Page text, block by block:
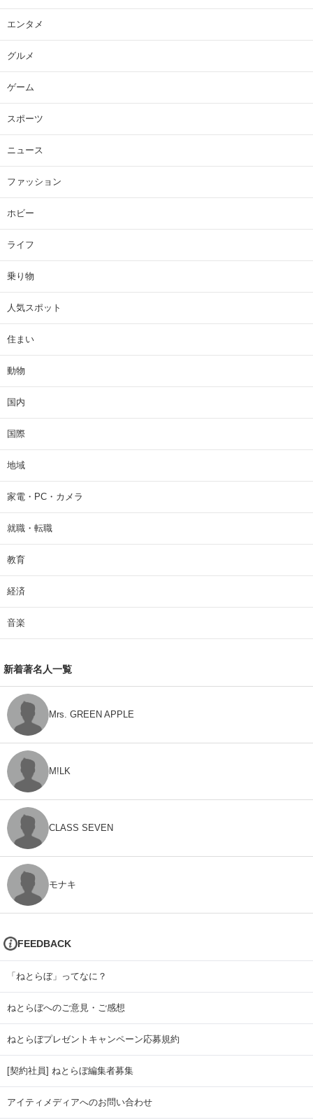
エンタメ
グルメ
ゲーム
スポーツ
ニュース
ファッション
ホビー
ライフ
乗り物
人気スポット
住まい
動物
国内
国際
地域
家電・PC・カメラ
就職・転職
教育
経済
音楽
新着著名人一覧
Mrs. GREEN APPLE
M!LK
CLASS SEVEN
モナキ
FEEDBACK
「ねとらぼ」ってなに？
ねとらぼへのご意見・ご感想
ねとらぼプレゼントキャンペーン応募規約
[契約社員] ねとらぼ編集者募集
アイティメディアへのお問い合わせ